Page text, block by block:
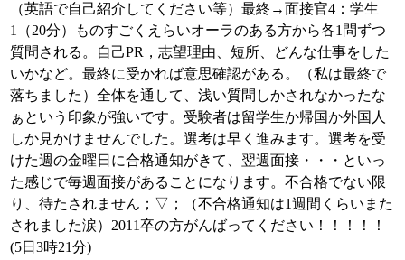
（英語で自己紹介してください等）最終→面接官4：学生
1（20分）ものすごくえらいオーラのある方から各1問ずつ
質問される。自己PR，志望理由、短所、どんな仕事をした
いかなど。最終に受かれば意思確認がある。（私は最終で
落ちました）全体を通して、浅い質問しかされなかったな
ぁという印象が強いです。受験者は留学生か帰国か外国人
しか見かけませんでした。選考は早く進みます。選考を受
けた週の金曜日に合格通知がきて、翌週面接・・・といっ
た感じで毎週面接があることになります。不合格でない限
り、待たされません；▽；（不合格通知は1週間くらいまた
されました涙）2011卒の方がんばってください！！！！！
(5日3時21分)